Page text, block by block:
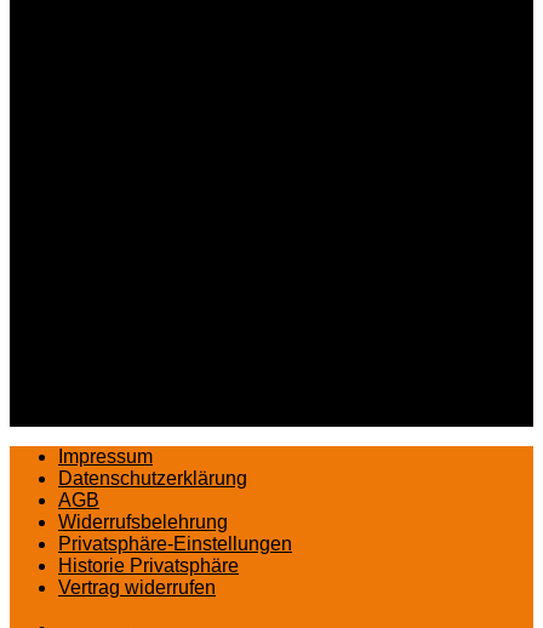
Impressum
Datenschutzerklärung
AGB
Widerrufsbelehrung
Privatsphäre-Einstellungen
Historie Privatsphäre
Vertrag widerrufen